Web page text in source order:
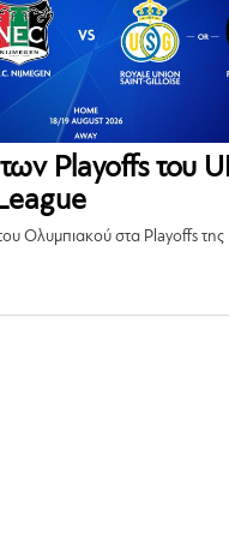
Playoffs του
Ολυμπιακού στα Playoffs της